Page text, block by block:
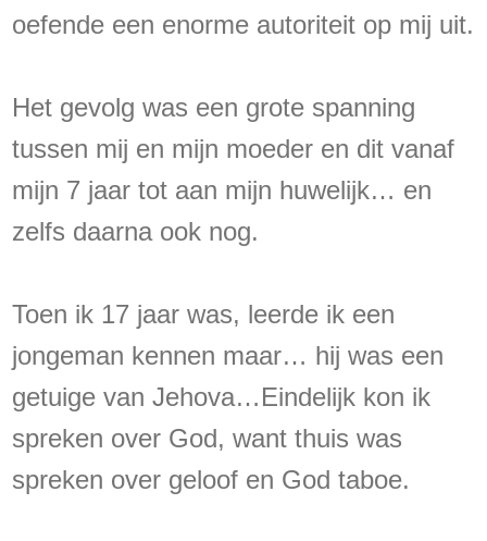
oefende een enorme autoriteit op mij uit.
Het gevolg was een grote spanning
tussen mij en mijn moeder en dit vanaf
mijn 7 jaar tot aan mijn huwelijk… en
zelfs daarna ook nog.
Toen ik 17 jaar was, leerde ik een
jongeman kennen maar… hij was een
getuige van Jehova…Eindelijk kon ik
spreken over God, want thuis was
spreken over geloof en God taboe.